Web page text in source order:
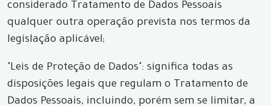
considerado Tratamento de Dados Pessoais
qualquer outra operação prevista nos termos da
legislação aplicável;
"Leis de Proteção de Dados": significa todas as
disposições legais que regulam o Tratamento de
Dados Pessoais, incluindo, porém sem se limitar, a